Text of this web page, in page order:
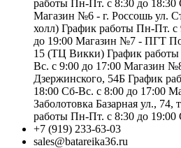
работы Пн-Пт. с 8:30 до 18:30
Магазин №6 - г. Россошь ул.
холл) График работы Пн-Пт.
до 19:00 Магазин №7 - ПГТ
15 (ТЦ Викки) График
Вс. с 9:00 до 17:00 Магазин
Дзержинского, 54Б График
18:00 Сб-Вс. с 8:00 до 17:00
Заболотовка Базарная ул., 74,
работы Пн-Пт. с 8:30 до 19:00
+7 (919) 233-63-03
sales@batareika36.ru